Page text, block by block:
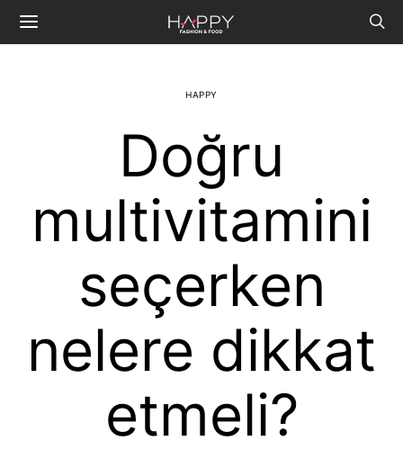
HAPPY
Doğru
multivitamini
seçerken
nelere dikkat
etmeli?